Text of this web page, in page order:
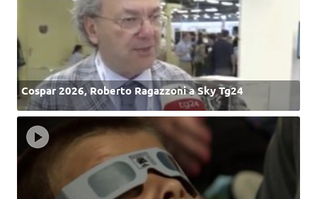
Cospar 2026, Roberto Ragazzoni a Sky Tg24